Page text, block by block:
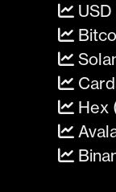
Hex